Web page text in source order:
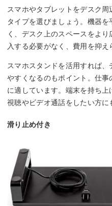
スマホやタブレットをデスク
タイプを選びましょう。機器
く、デスク上のスペースをよ
入する必要がなく、費用を抑え
スマホスタンドを活用すれば
やすくなるのもポイント。仕
に適しています。端末を持ち
視聴やビデオ通話をしたい方に
滑り止め付き